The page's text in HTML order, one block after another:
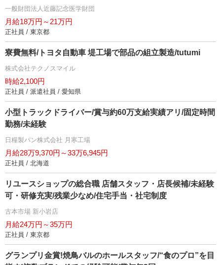
一般財団法人近藤記念医学財団
月給18万円～21万円
正社員 / 東京都
寮費無料/トヨタ自動車 堤工場で部品の組立製造/tutumi
株式会社テクノスマイル
時給2,100円
正社員 / 派遣社員 / 愛知県
小型トラックドライバー/賞与約60万支給実績アリ/固定時間
勤務/未経験
日糧製パン株式会社 月寒工場
月給28万9,370円～33万6,945円
正社員 / 北海道
リユースショップの総合職 店舗スタッフ・店長候補/未経験
可・研修充実/残業少なめ/住宅手当・社宅制度
古本市場 新小岩店
月給24万円～35万円
正社員 / 東京都
グランプリ金賞!焼鳥バルのホールスタッフ/“食のプロ”を目